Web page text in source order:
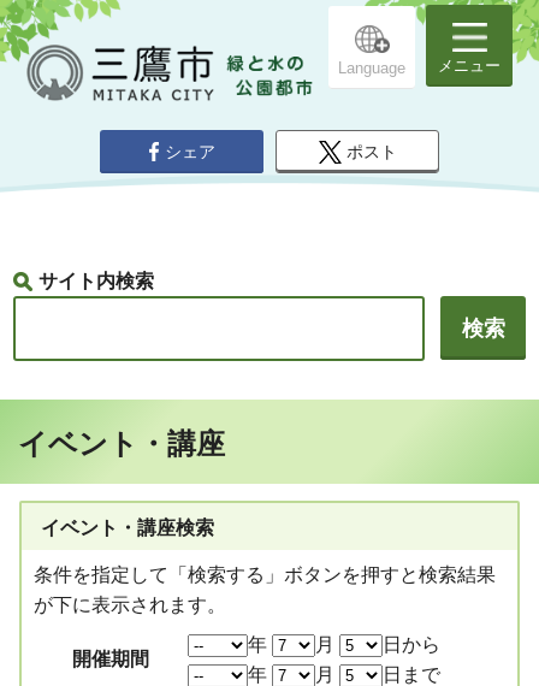
Language メニュー
シェア ポスト
サイト内検索
イベント・講座
イベント・講座検索
条件を指定して「検索する」ボタンを押すと検索結果
が下に表示されます。
開催期間
年 月
日から
年
月 日まで